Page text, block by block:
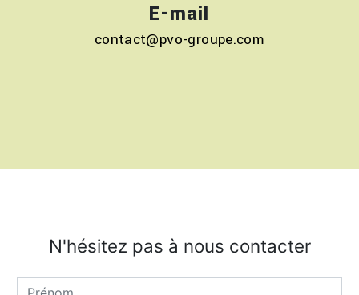
E-mail
contact@pvo-groupe.com
N'hésitez pas à nous contacter